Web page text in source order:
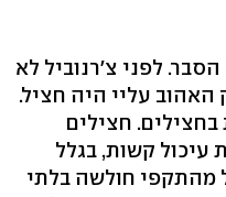
לפני צ'רנוביל לא
האהוב עליי היה חציל.
בחצילים. חצילים
עיכול קשות, בגלל
מהתקפי חולשה בלתי